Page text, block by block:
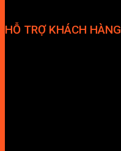
HỖ TRỢ KHÁCH HÀNG